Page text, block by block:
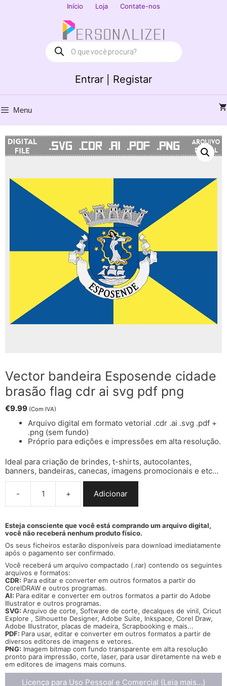
Início Loja Contate-nos
Entrar | Registar
Products
search
Menu
Vector bandeira Esposende cidade
brasão flag cdr ai svg pdf png
€9.99 (Com IVA)
Arquivo digital em formato vetorial .cdr .ai .svg .pdf +
.png (sem fundo)
Próprio para edições e impressões em alta resolução.
Ideal para criação de brindes, t-shirts, autocolantes,
banners, bandeiras, canecas, imagens promocionais e etc…
-
Quantidade
de
bandeira
Esposende
cidade
brasão
cdr
ai
svg
pdf
png
+ Adicionar
Esteja consciente que você está comprando um arquivo digital,
você não receberá nenhum produto físico.
Os seus ficheiros estarão disponíveis para download imediatamente
após o pagamento ser confirmado.
Você receberá um arquivo compactado (.rar) contendo os seguintes
arquivos e formatos:
CDR: Para editar e converter em outros formatos a partir do
CorelDRAW e outros programas.
AI: Para editar e converter em outros formatos a partir do Adobe
Illustrator e outros programas.
SVG: Arquivo de corte, Software de corte, decalques de vinil, Cricut
Explore , Silhouette Designer, Adobe Suite, Inkspace, Corel Draw,
Adobe Illustrator, placas de madeira, Scrapbooking e mais...
PDF: Para usar, editar e converter em outros formatos a partir de
diversos editores de imagens e vetores.
PNG: Imagem bitmap com fundo transparente em alta resolução
pronto para impressão, corte, laser, para usar diretamente na web e
em editores de imagens mais comuns.
Licença para Uso Pessoal e Comercial (Leia mais...)